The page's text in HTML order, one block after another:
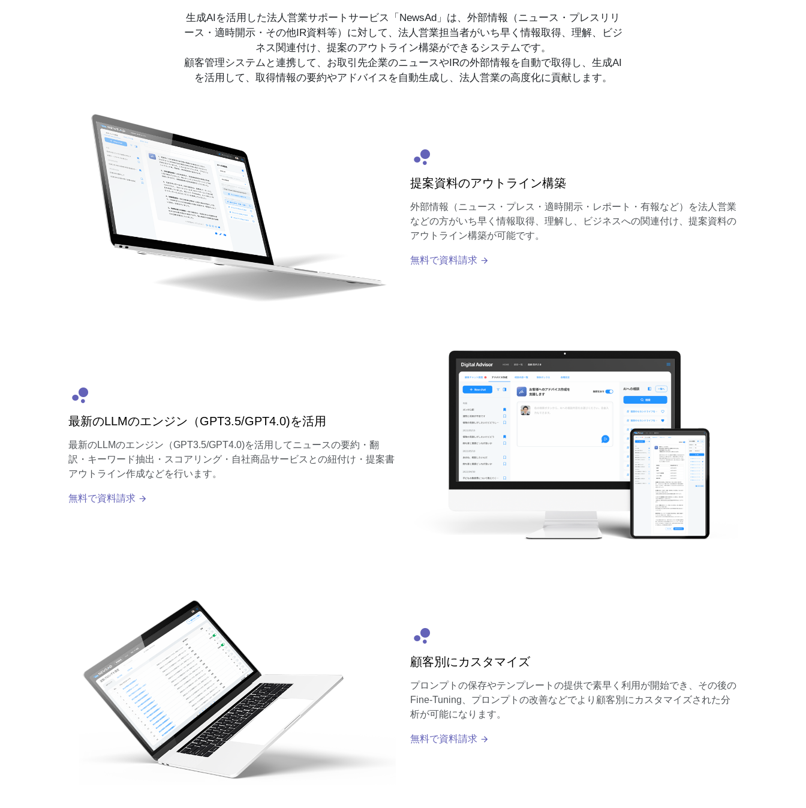
生成AIを活用した法人営業サポートサービス「NewsAd」は、外部情報（ニュース・プレスリリ
ース・適時開示・その他IR資料等）に対して、法人営業担当者がいち早く情報取得、理解、ビジ
ネス関連付け、提案のアウトライン構築ができるシステムです。
顧客管理システムと連携して、お取引先企業のニュースやIRの外部情報を自動で取得し、生成AI
を活用して、取得情報の要約やアドバイスを自動生成し、法人営業の高度化に貢献します。
提案資料のアウトライン構築
外部情報（ニュース・プレス・適時開示・レポート・有報など）を法人営業
などの方がいち早く情報取得、理解し、ビジネスへの関連付け、提案資料の
アウトライン構築が可能です。
無料で資料請求
最新のLLMのエンジン（GPT3.5/GPT4.0)を活用
最新のLLMのエンジン（GPT3.5/GPT4.0)を活用してニュースの要約・翻
訳・キーワード抽出・スコアリング・自社商品サービスとの紐付け・提案書
アウトライン作成などを行います。
無料で資料請求
顧客別にカスタマイズ
プロンプトの保存やテンプレートの提供で素早く利用が開始でき、その後の
Fine-Tuning、プロンプトの改善などでより顧客別にカスタマイズされた分
析が可能になります。
無料で資料請求